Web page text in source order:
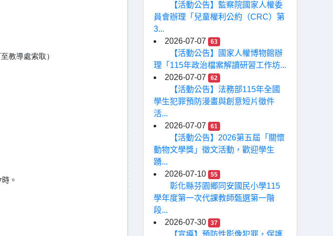
教導處索取）
。
【活動公告】監察院國家人權委
員會辦理「兒童權利公約（CRC）第
3...
2026-07-07
63
【活動公告】國家人權博物館辦
理「115年政治檔案解讀研習工作坊...
2026-07-07
62
【活動公告】法務部115年全國
學生犯罪預防漫畫與創意短片徵件
活...
2026-07-07
61
【活動公告】2026第五屆「關懷
動物文學獎」徵文活動，歡迎學生
踴...
2026-07-10
55
彰化縣芬園鄉同安國民小學115
學年度第一次代課教師甄選第一階
段...
2026-07-30
37
【宣導】預防性影像犯罪，保護